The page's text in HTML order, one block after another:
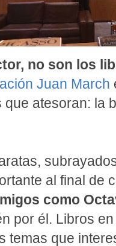
no son los
Juan March
atesoran: la
al final de
como
por él. Libros
temas que